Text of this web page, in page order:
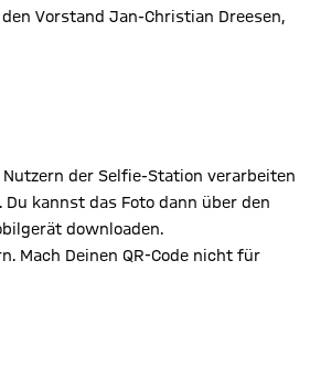
Vorstand Jan-Christian Dreesen,
der Selfie-Station verarbeiten
kannst das Foto dann über den
downloaden.
Mach Deinen QR-Code nicht für